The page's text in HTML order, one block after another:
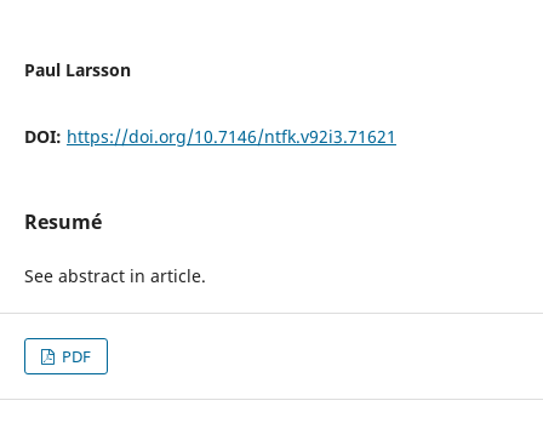
Paul Larsson
DOI: https://doi.org/10.7146/ntfk.v92i3.71621
Resumé
See abstract in article.
PDF